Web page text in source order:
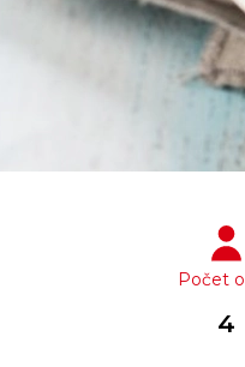
Počet
4